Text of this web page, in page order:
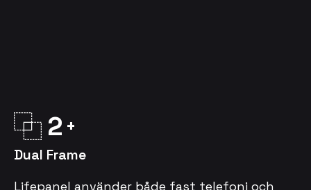
2
Dual Frame
Lifepanel använder både fast telefoni och